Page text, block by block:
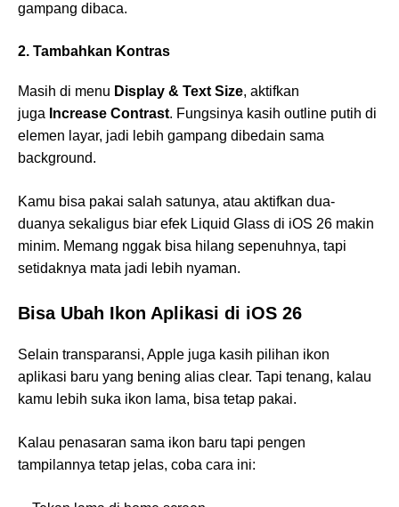
gampang dibaca.
2. Tambahkan Kontras
Masih di menu Display & Text Size, aktifkan
juga Increase Contrast. Fungsinya kasih outline putih di
elemen layar, jadi lebih gampang dibedain sama
background.
Kamu bisa pakai salah satunya, atau aktifkan dua-
duanya sekaligus biar efek Liquid Glass di iOS 26 makin
minim. Memang nggak bisa hilang sepenuhnya, tapi
setidaknya mata jadi lebih nyaman.
Bisa Ubah Ikon Aplikasi di iOS 26
Selain transparansi, Apple juga kasih pilihan ikon
aplikasi baru yang bening alias clear. Tapi tenang, kalau
kamu lebih suka ikon lama, bisa tetap pakai.
Kalau penasaran sama ikon baru tapi pengen
tampilannya tetap jelas, coba cara ini: